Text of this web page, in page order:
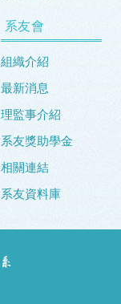
系友會
組織介紹
最新消息
理監事介紹
系友獎助學金
相關連結
系友資料庫